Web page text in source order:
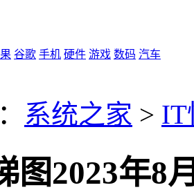
谷歌 手机 硬件 游戏 数码 汽车
系统之家 > IT
图2023年8